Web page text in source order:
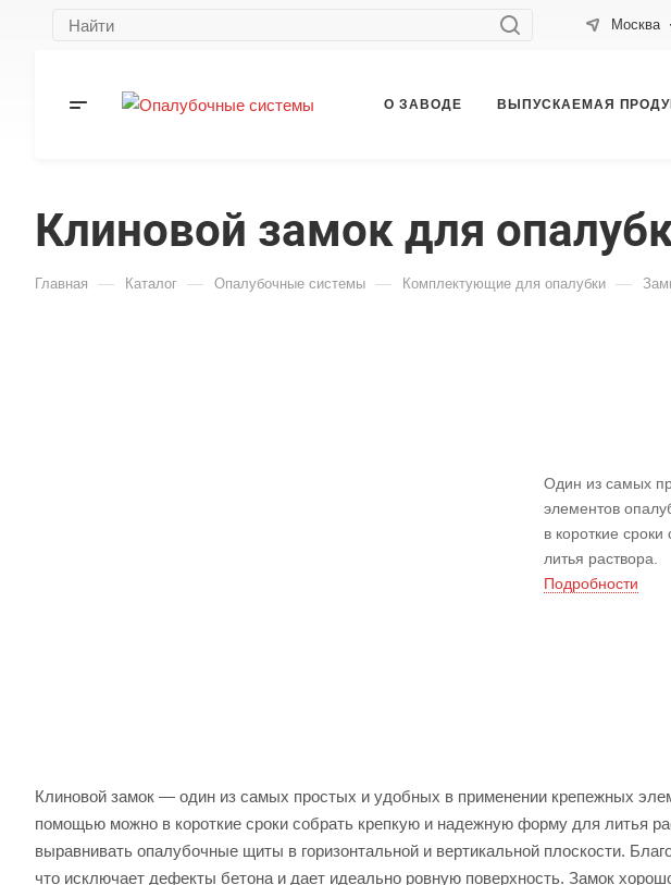
Москва
О ЗАВОДЕ ВЫПУСКАЕМАЯ
Клиновой замок для
Главная — Каталог — Опалубочные системы — Комплектующие для опалубки —
Один из самых
элементов
в короткие
литья раствора.
Подробности
Клиновой замок — один из самых простых и удобных в применении крепежных
помощью можно в короткие сроки собрать крепкую и надежную форму для литья
выравнивать опалубочные щиты в горизонтальной и вертикальной плоскости.
что исключает дефекты бетона и дает идеально ровную поверхность. Замок